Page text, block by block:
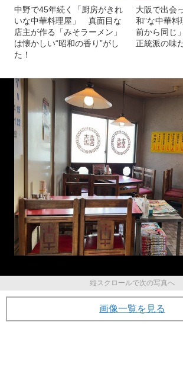
中野で45年続く「厨房がきれ
いな中華料理屋」 真面目な
店主が作る「みそラーメン」
は懐かしい“昭和の香り”がし
た！
大阪で出会
和”な中華
前から同じ
正統派の味
縦スクロールで次の写真へ
画像一覧を見る